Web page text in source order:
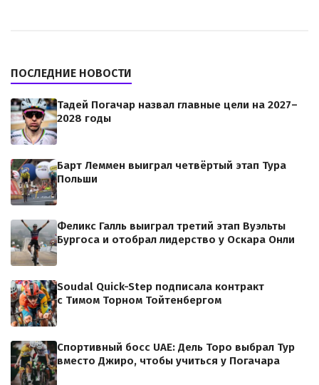
ПОСЛЕДНИЕ НОВОСТИ
Тадей Погачар назвал главные цели на 2027–
2028 годы
Барт Леммен выиграл четвёртый этап Тура
Польши
Феликс Галль выиграл третий этап Вуэльты
Бургоса и отобрал лидерство у Оскара Онли
Soudal Quick-Step подписала контракт
с Тимом Торном Тойтенбергом
Спортивный босс UAE: Дель Торо выбрал Тур
вместо Джиро, чтобы учиться у Погачара